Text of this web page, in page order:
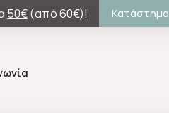
50€(από 60€)! Κατάστημα